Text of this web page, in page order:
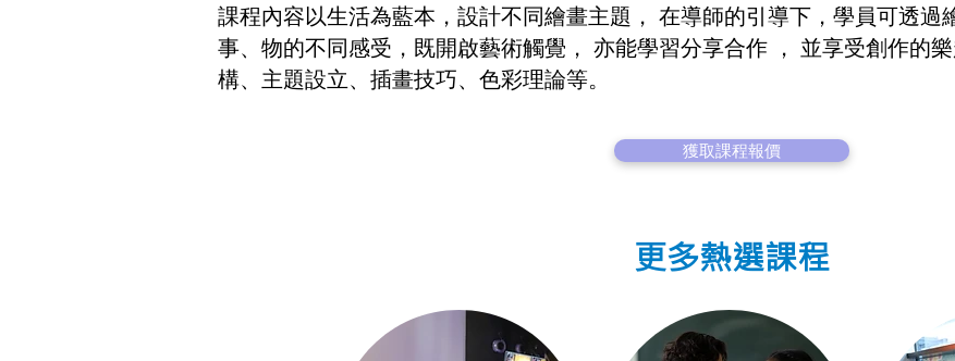
課程內容以生活為藍本，設計不同繪畫主題， 在導師的引導下，學員可透過
事、物的不同感受，既開啟藝術觸覺， 亦能學習分享合作 ， 並享受創作的
構、主題設立、插畫技巧、色彩理論等。
獲取課程報價
更多熱選課程